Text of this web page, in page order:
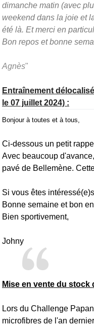
dimanche matin (avec
weekend dans la joie et
été là. Et merci en
Bon repos et bonne
Agnès"
Entraînement
le 07 juillet 2024) :
Bonjour à toutes et à tous,
Ci-dessous un petit
Avec beaucoup
pavé de Bellemène.
Si vous êtes
Bonne semaine et bon
Bien sportivement,
Johny
Mise en vente du
Lors du Challenge
microfibres de l'an